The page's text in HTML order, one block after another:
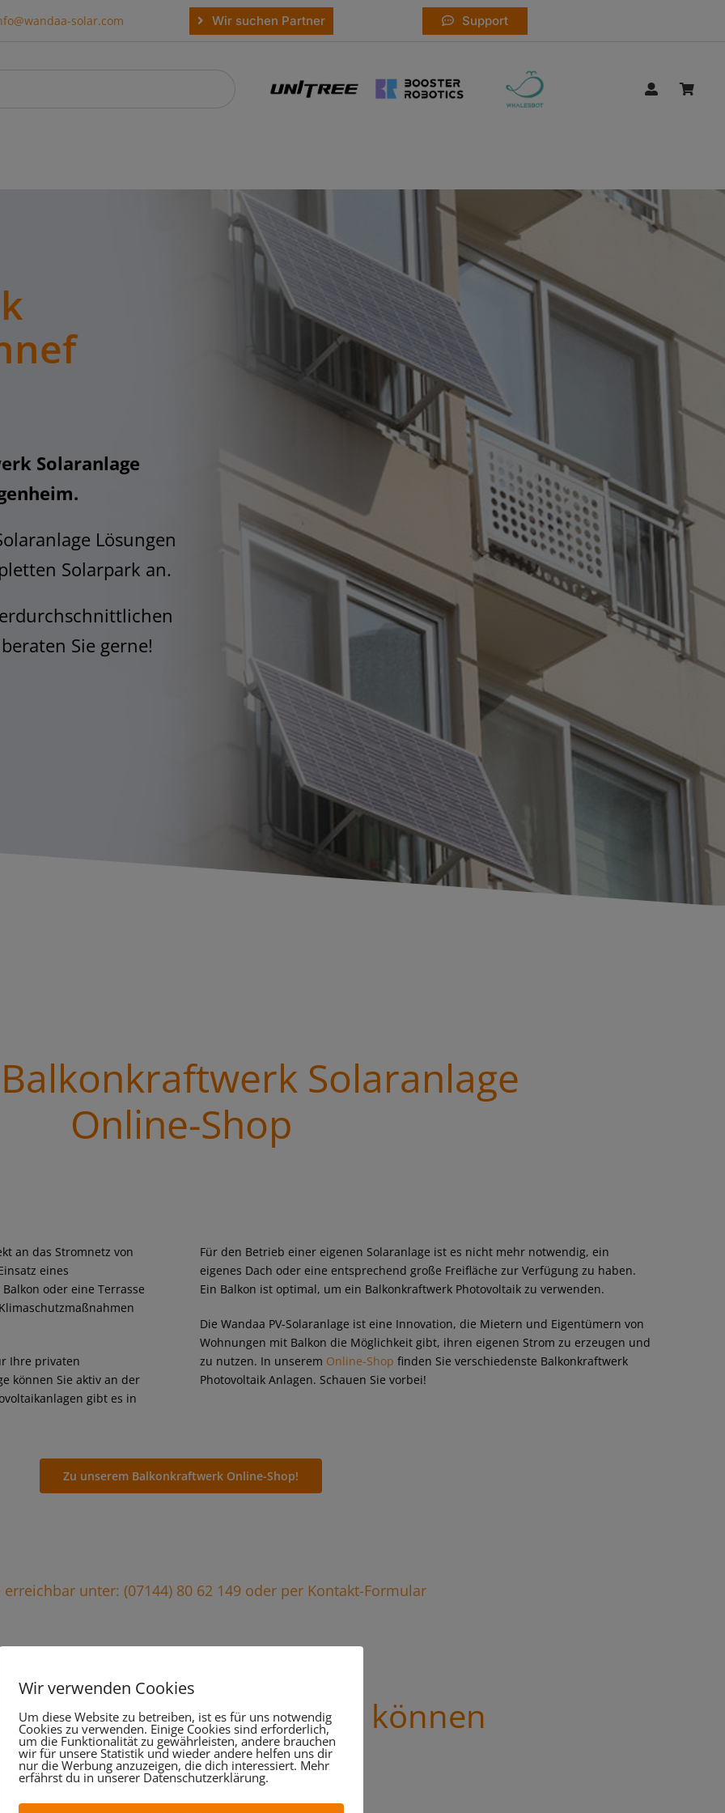
solar.com Wir suchen Partner Support
Solaranlage
Lösungen
Solarpark an.
Sie gerne!
Solaranlage
Online-Shop
an das Stromnetz von
eines
oder eine Terrasse
Ihre privaten
können Sie aktiv an der
gibt es in
Für den Betrieb einer eigenen Solaranlage ist es nicht mehr notwendig, ein
eigenes Dach oder eine entsprechend große Freifläche zur Verfügung zu haben.
Ein Balkon ist optimal, um ein Balkonkraftwerk Photovoltaik zu verwenden.
Die Wandaa PV-Solaranlage ist eine Innovation, die Mietern und Eigentümern von
Wohnungen mit Balkon die Möglichkeit gibt, ihren eigenen Strom zu erzeugen und
zu nutzen. In unserem Online-Shop finden Sie verschiedenste Balkonkraftwerk
Photovoltaik Anlagen. Schauen Sie vorbei!
Zu unserem Balkonkraftwerk Online-Shop!
erreichbar unter: (07144) 80 62 149 oder per Kontakt-Formular
im Überblick, das können
wir für Sie tun:
Wir verwenden Cookies
Um diese Website zu betreiben, ist es für uns notwendig
Cookies zu verwenden. Einige Cookies sind erforderlich,
um die Funktionalität zu gewährleisten, andere brauchen
wir für unsere Statistik und wieder andere helfen uns dir
nur die Werbung anzuzeigen, die dich interessiert. Mehr
erfährst du in unserer Datenschutzerklärung.